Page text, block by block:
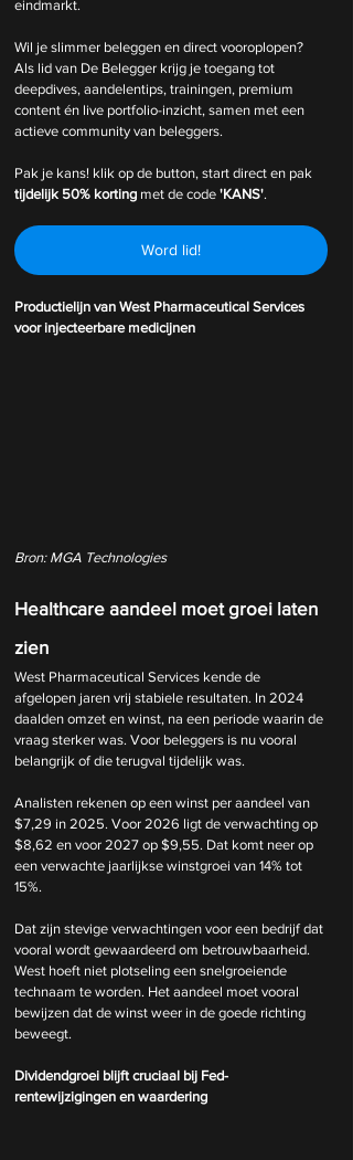
eindmarkt.
Wil je slimmer beleggen en direct vooroplopen?
Als lid van De Belegger krijg je toegang tot
deepdives, aandelentips, trainingen, premium
content én live portfolio-inzicht, samen met een
actieve community van beleggers.
Pak je kans! klik op de button, start direct en pak
tijdelijk 50% korting met de code 'KANS'.
Word lid!
Productielijn van West Pharmaceutical Services
voor injecteerbare medicijnen
Bron: MGA Technologies
Healthcare aandeel moet groei laten
zien
West Pharmaceutical Services kende de
afgelopen jaren vrij stabiele resultaten. In 2024
daalden omzet en winst, na een periode waarin de
vraag sterker was. Voor beleggers is nu vooral
belangrijk of die terugval tijdelijk was.
Analisten rekenen op een winst per aandeel van
$7,29 in 2025. Voor 2026 ligt de verwachting op
$8,62 en voor 2027 op $9,55. Dat komt neer op
een verwachte jaarlijkse winstgroei van 14% tot
15%.
Dat zijn stevige verwachtingen voor een bedrijf dat
vooral wordt gewaardeerd om betrouwbaarheid.
West hoeft niet plotseling een snelgroeiende
technaam te worden. Het aandeel moet vooral
bewijzen dat de winst weer in de goede richting
beweegt.
Dividendgroei blijft cruciaal bij Fed-
rentewijzigingen en waardering